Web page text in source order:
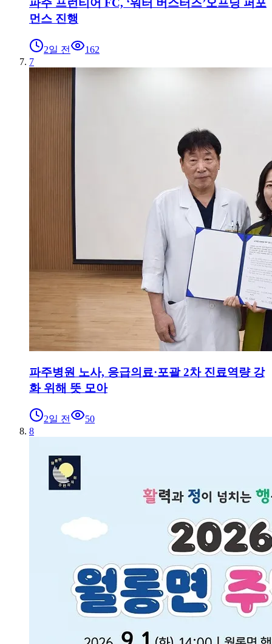
파주 프런티어 FC, ‘워터 버스터즈’오프닝 퍼포
먼스 진행
2일 전
162
7
파주병원 노사, 응급의료·포괄 2차 진료역량 강
화 위해 뜻 모아
2일 전
50
8